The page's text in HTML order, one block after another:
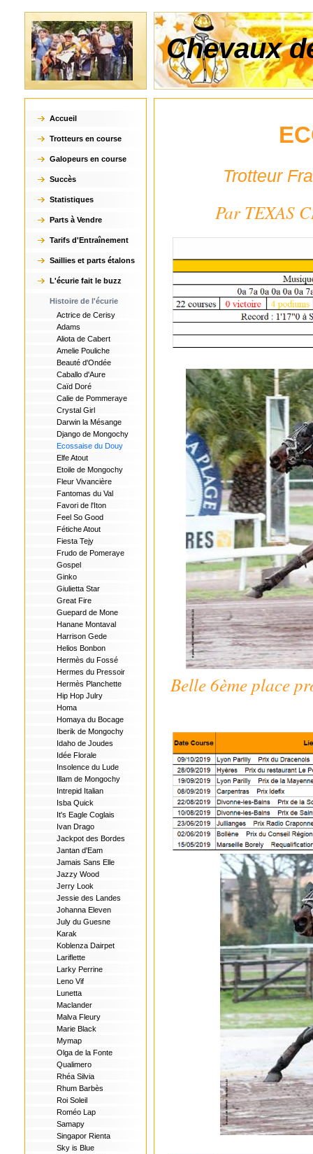
Chevaux
Accueil
Trotteurs en course
Galopeurs en course
Succès
Statistiques
Parts à Vendre
Tarifs d'Entraînement
Saillies et parts étalons
L'écurie fait le buzz
Histoire de l'écurie
Actrice de Cerisy
Adams
Aliota de Cabert
Amelie Pouliche
Beauté d'Ondée
Caballo d'Aure
Caïd Doré
Calie de Pommeraye
Crystal Girl
Darwin la Mésange
Django de Mongochy
Ecossaise du Douy
Elfe Atout
Etoile de Mongochy
Fleur Vivancière
Fantomas du Val
Favori de l'Iton
Feel So Good
Fétiche Atout
Fiesta Tejy
Frudo de Pomeraye
Gospel
Ginko
Giulietta Star
Great Fire
Guepard de Mone
Hanane Montaval
Harrison Gede
Helios Bonbon
Hermès du Fossé
Hermes du Pressoir
Hermès Planchette
Hip Hop Julry
Homa
Homaya du Bocage
Iberik de Mongochy
Idaho de Joudes
Idée Florale
Insolence du Lude
Illam de Mongochy
Intrepid Italian
Isba Quick
It's Eagle Coglais
Ivan Drago
Jackpot des Bordes
Jantan d'Eam
Jamais Sans Elle
Jazzy Wood
Jerry Look
Jessie des Landes
Johanna Eleven
July du Guesne
Karak
Koblenza Dairpet
Lariflette
Larky Perrine
Leno Vif
Lunetta
Maclander
Malva Fleury
Marie Black
Mymap
Olga de la Fonte
Qualimero
Rhéa Silvia
Rhum Barbès
Roi Soleil
Roméo Lap
Samapy
Singapor Rienta
Sky is Blue
Trotteur
Par TEXAS
Belle 6ème place